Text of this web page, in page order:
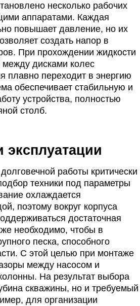
несколько рабочих
аппаратами. Каждая
повышает давление, но их
создать напор в
При прохождении жидкости
между дисками колес
плавно переходит в энергию
обеспечивает стабильную и
устройства, полностью
столб.
эксплуатации
работы критически
техники под параметры
охлаждается
поэтому вокруг корпуса
достаточная
необходимо, чтобы в
песка, способного
С этой целью при монтаже
между насосом и
На результат выбора
скважины, но и требуемый
для организации